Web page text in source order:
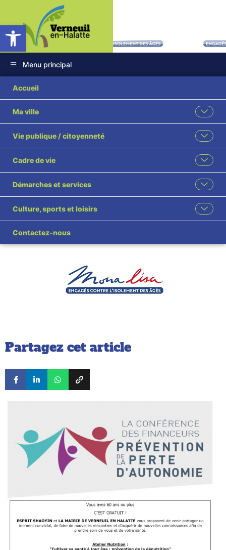
Ouvrir la barre d’outils
Menu principal
Accueil
Ma ville
Vie publique / citoyenneté
Cadre de vie
Démarches et services
Culture, sports et loisirs
Contactez-nous
ATELIER
NUTRITION
ATELIER NUTRITION
Partagez cet article